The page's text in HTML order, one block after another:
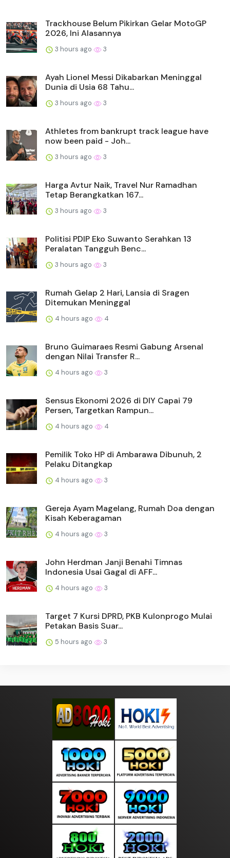
Trackhouse Belum Pikirkan Gelar MotoGP
2026, Ini Alasannya
3 hours ago 3
Ayah Lionel Messi Dikabarkan Meninggal
Dunia di Usia 68 Tahu...
3 hours ago 3
Athletes from bankrupt track league have
now been paid - Joh...
3 hours ago 3
Harga Avtur Naik, Travel Nur Ramadhan
Tetap Berangkatkan 167...
3 hours ago 3
Politisi PDIP Eko Suwanto Serahkan 13
Peralatan Tangguh Benc...
3 hours ago 3
Rumah Gelap 2 Hari, Lansia di Sragen
Ditemukan Meninggal
4 hours ago 4
Bruno Guimaraes Resmi Gabung Arsenal
dengan Nilai Transfer R...
4 hours ago 3
Sensus Ekonomi 2026 di DIY Capai 79
Persen, Targetkan Rampun...
4 hours ago 4
Pemilik Toko HP di Ambarawa Dibunuh, 2
Pelaku Ditangkap
4 hours ago 3
Gereja Ayam Magelang, Rumah Doa dengan
Kisah Keberagaman
4 hours ago 3
John Herdman Janji Benahi Timnas
Indonesia Usai Gagal di AFF...
4 hours ago 3
Target 7 Kursi DPRD, PKB Kulonprogo Mulai
Petakan Basis Suar...
5 hours ago 3